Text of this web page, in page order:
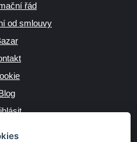
řád
od smlouvy